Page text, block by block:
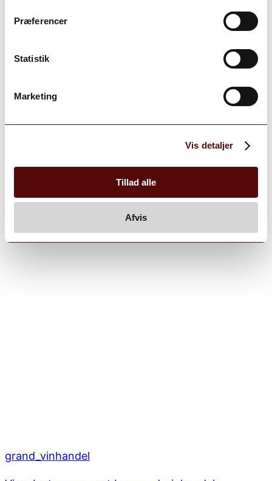
Præferencer
Statistik
Marketing
Vis detaljer
Tillad alle
Afvis
grand_vinhandel